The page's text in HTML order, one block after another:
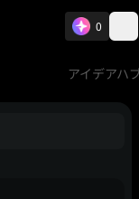
0
アイデアハ